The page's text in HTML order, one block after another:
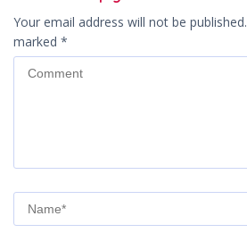
Your email address will not be published.
marked *